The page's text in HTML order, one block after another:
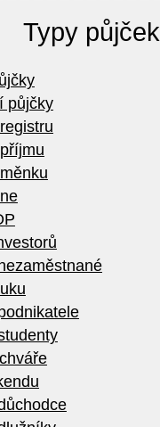
Typy půjček
půjčky